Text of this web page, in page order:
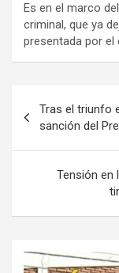
Es en el marco
criminal, que ya
presentada por el
de
entradas
Tras el triunfo
sanción del
Tensión en